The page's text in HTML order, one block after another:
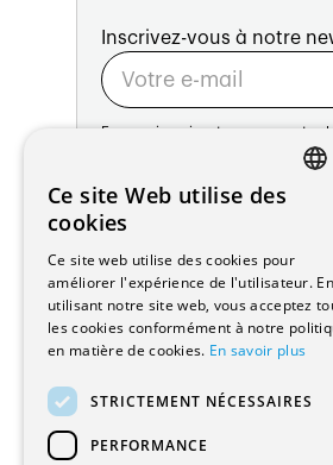
Inscrivez-vous à notre
En vous inscrivant vous acceptez
Adresse:
Avenue de Longemalle 21
1020 Renens
Suisse
Contact:
Édition: +41 21 635 16 82
Plateforme: +41 21 631 10 50
info@architectes.ch
Ce site Web utilise des
cookies
Ce site web utilise des cookies pour
améliorer l'expérience de l'utilisateur. En
utilisant notre site web, vous acceptez
les cookies conformément à notre
en matière de cookies. En savoir plus
STRICTEMENT NÉCESSAIRES
PERFORMANCE